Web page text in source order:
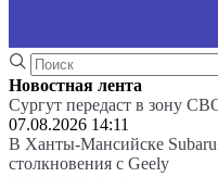
Новостная лента
Сургут передаст в зону
07.08.2026 14:11
В Ханты-Мансийске Subaru
столкновения с Geely